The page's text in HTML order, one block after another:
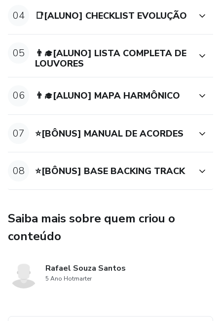
04 📑[ALUNO] CHECKLIST EVOLUÇÃO
05
👨‍🎓[ALUNO] LISTA COMPLETA DE
LOUVORES
06 👨‍🎓[ALUNO] MAPA HARMÔNICO
07 ⭐[BÔNUS] MANUAL DE ACORDES
08 ⭐[BÔNUS] BASE BACKING TRACK
Saiba mais sobre quem criou o
conteúdo
Rafael Souza Santos
5 Ano Hotmarter